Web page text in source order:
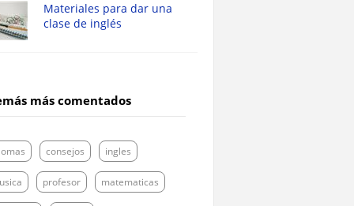
Materiales para dar una
clase de inglés
más comentados
consejos ingles
profesor matematicas